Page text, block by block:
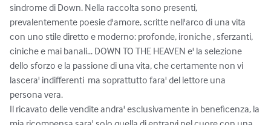
sindrome di Down. Nella raccolta sono presenti,
prevalentemente poesie d'amore, scritte nell'arco di una vita
con uno stile diretto e moderno: profonde, ironiche , sferzanti,
ciniche e mai banali... DOWN TO THE HEAVEN e' la selezione
dello sforzo e la passione di una vita, che certamente non vi
lascera' indifferenti  ma soprattutto fara' del lettore una
persona vera.
Il ricavato delle vendite andra' esclusivamente in beneficenza, la